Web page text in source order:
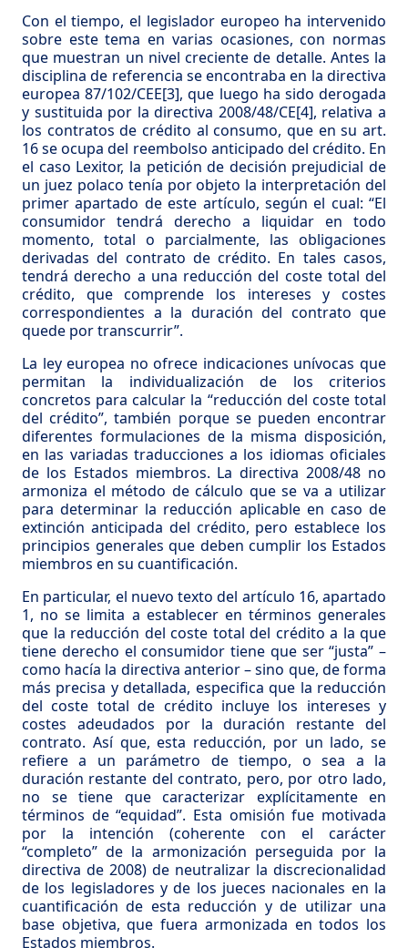
Con el tiempo, el legislador europeo ha intervenido
sobre este tema en varias ocasiones, con normas
que muestran un nivel creciente de detalle. Antes la
disciplina de referencia se encontraba en la directiva
europea 87/102/CEE[3], que luego ha sido derogada
y sustituida por la directiva 2008/48/CE[4], relativa a
los contratos de crédito al consumo, que en su art.
16 se ocupa del reembolso anticipado del crédito. En
el caso Lexitor, la petición de decisión prejudicial de
un juez polaco tenía por objeto la interpretación del
primer apartado de este artículo, según el cual: “El
consumidor tendrá derecho a liquidar en todo
momento, total o parcialmente, las obligaciones
derivadas del contrato de crédito. En tales casos,
tendrá derecho a una reducción del coste total del
crédito, que comprende los intereses y costes
correspondientes a la duración del contrato que
quede por transcurrir”.
La ley europea no ofrece indicaciones unívocas que
permitan la individualización de los criterios
concretos para calcular la “reducción del coste total
del crédito”, también porque se pueden encontrar
diferentes formulaciones de la misma disposición,
en las variadas traducciones a los idiomas oficiales
de los Estados miembros. La directiva 2008/48 no
armoniza el método de cálculo que se va a utilizar
para determinar la reducción aplicable en caso de
extinción anticipada del crédito, pero establece los
principios generales que deben cumplir los Estados
miembros en su cuantificación.
En particular, el nuevo texto del artículo 16, apartado
1, no se limita a establecer en términos generales
que la reducción del coste total del crédito a la que
tiene derecho el consumidor tiene que ser “justa” –
como hacía la directiva anterior – sino que, de forma
más precisa y detallada, especifica que la reducción
del coste total de crédito incluye los intereses y
costes adeudados por la duración restante del
contrato. Así que, esta reducción, por un lado, se
refiere a un parámetro de tiempo, o sea a la
duración restante del contrato, pero, por otro lado,
no se tiene que caracterizar explícitamente en
términos de “equidad”. Esta omisión fue motivada
por la intención (coherente con el carácter
“completo” de la armonización perseguida por la
directiva de 2008) de neutralizar la discrecionalidad
de los legisladores y de los jueces nacionales en la
cuantificación de esta reducción y de utilizar una
base objetiva, que fuera armonizada en todos los
Estados miembros.